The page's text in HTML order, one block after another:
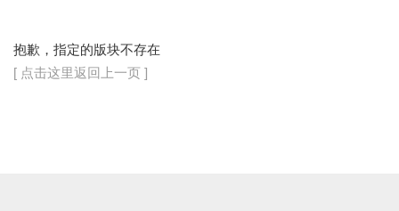
抱歉，指定的版块不存在
[ 点击这里返回上一页 ]